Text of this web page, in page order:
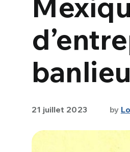
21 juillet 2023 by